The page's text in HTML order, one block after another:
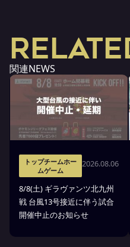
関連NEWS
トップチームホー
ムゲーム
2026.08.06
8/8(土) ギラヴァンツ北九州
戦 台風13号接近に伴う試合
開催中止のお知らせ